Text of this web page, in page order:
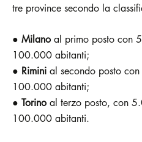
tre province secondo la
● Milano al primo posto con
100.000 abitanti;
● Rimini al secondo posto
100.000 abitanti;
● Torino al terzo posto, con
100.000 abitanti.